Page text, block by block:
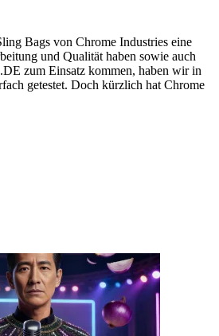
Bags von Chrome Industries eine
und Qualität haben sowie auch
zum Einsatz kommen, haben wir in
getestet. Doch kürzlich hat Chrome